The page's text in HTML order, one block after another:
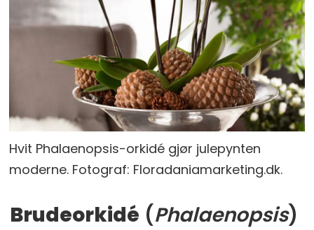
Hvit Phalaenopsis-orkidé gjør julepynten
moderne. Fotograf: Floradaniamarketing.dk.
Brudeorkidé (Phalaenopsis)